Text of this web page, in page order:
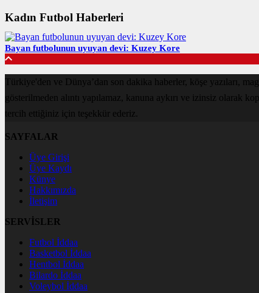
Kadın Futbol Haberleri
Bayan futbolunun uyuyan devi: Kuzey Kore
Türkiye'den ve Dünya’dan son dakika haberler, köşe yazıları,
gösterilmeden alıntı yapılamaz, kanuna aykırı ve izinsiz olarak
tercih ettiğiniz için teşekkür ederiz.
SAYFALAR
Üye Girişi
Üye Kaydı
Künye
Hakkımızda
İletişim
SERVİSLER
Futbol İddaa
Basketbol İddaa
Hentbol İddaa
Bilardo İddaa
Voleybol İddaa